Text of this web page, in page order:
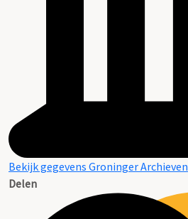
Bekijk gegevens Groninger Archieven
Delen